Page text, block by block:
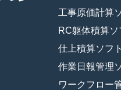
工事原価計算
RC躯体積算ソ
仕上積算ソフ
作業日報管理
ワークフロー